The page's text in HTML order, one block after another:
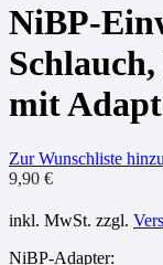
NiBP-
mit
Zur Wunschliste
9,90 €
inkl. MwSt. zzgl.
NiBP-Adapter: